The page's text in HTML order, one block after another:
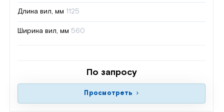
Длина вил, мм 1125
Ширина вил, мм 560
По запросу
Просмотреть